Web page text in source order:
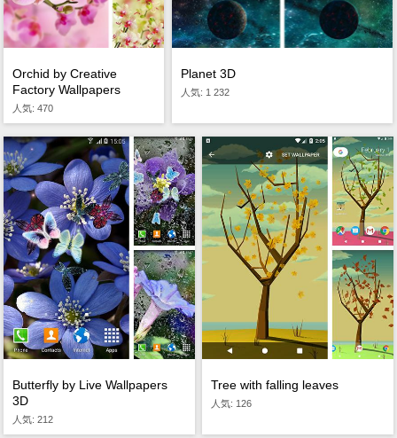
Orchid by Creative
Factory Wallpapers
人気: 470
Planet 3D
人気: 1 232
Butterfly by Live Wallpapers
3D
人気: 212
Tree with falling leaves
人気: 126